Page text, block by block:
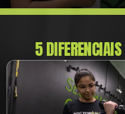
5 DIFERENCIAIS